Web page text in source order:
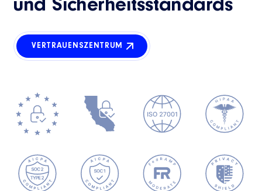
und Sicherheitsstandards
VERTRAUENSZENTRUM